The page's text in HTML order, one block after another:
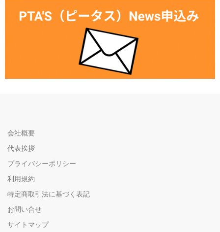
会社概要
代表挨拶
プライバシーポリシー
利用規約
特定商取引法に基づく表記
お問い合せ
サイトマップ